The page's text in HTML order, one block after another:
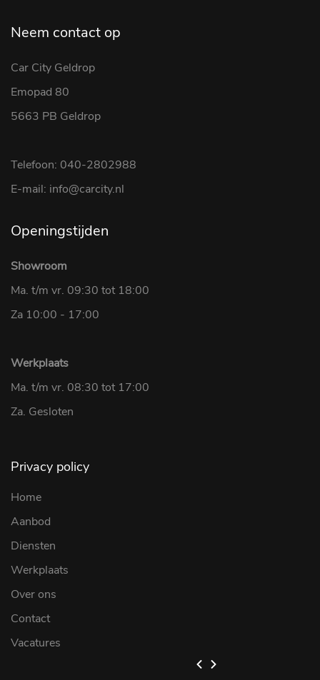
Neem contact op
Car City Geldrop
Emopad 80
5663 PB Geldrop
Telefoon: 040-2802988
E-mail: info@carcity.nl
Openingstijden
Showroom
Ma. t/m vr. 09:30 tot 18:00
Za 10:00 - 17:00
Werkplaats
Ma. t/m vr. 08:30 tot 17:00
Za. Gesloten
Privacy policy
Home
Aanbod
Diensten
Werkplaats
Over ons
Contact
Vacatures